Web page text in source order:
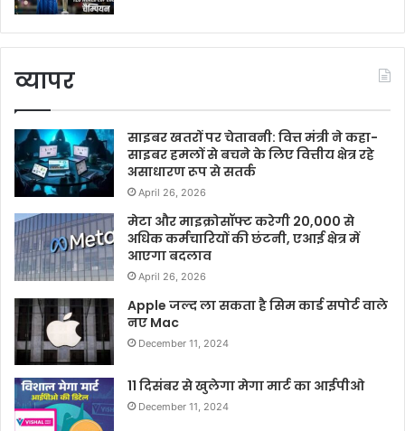
व्यापर
साइबर खतरों पर चेतावनी: वित्त मंत्री ने कहा-
साइबर हमलों से बचने के लिए वित्तीय क्षेत्र रहे
असाधारण रूप से सतर्क
April 26, 2026
मेटा और माइक्रोसॉफ्ट करेगी 20,000 से
अधिक कर्मचारियों की छंटनी, एआई क्षेत्र में
आएगा बदलाव
April 26, 2026
Apple जल्द ला सकता है सिम कार्ड सपोर्ट वाले
नए Mac
December 11, 2024
11 दिसंबर से खुलेगा मेगा मार्ट का आईपीओ
December 11, 2024